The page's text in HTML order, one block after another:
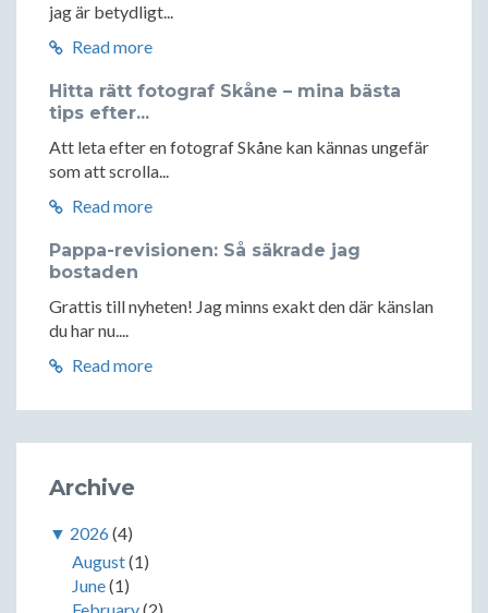
jag är betydligt...
Read more
Hitta rätt fotograf Skåne – mina bästa
tips efter...
Att leta efter en fotograf Skåne kan kännas ungefär
som att scrolla...
Read more
Pappa-revisionen: Så säkrade jag
bostaden
Grattis till nyheten! Jag minns exakt den där känslan
du har nu....
Read more
Archive
▼ 2026(4)
August(1)
June(1)